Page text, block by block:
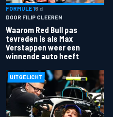
FORMULE 16 d
DOOR FILIP CLEEREN
Waarom Red Bull pas
tevreden is als Max
Verstappen weer een
winnende auto heeft
UITGELICHT